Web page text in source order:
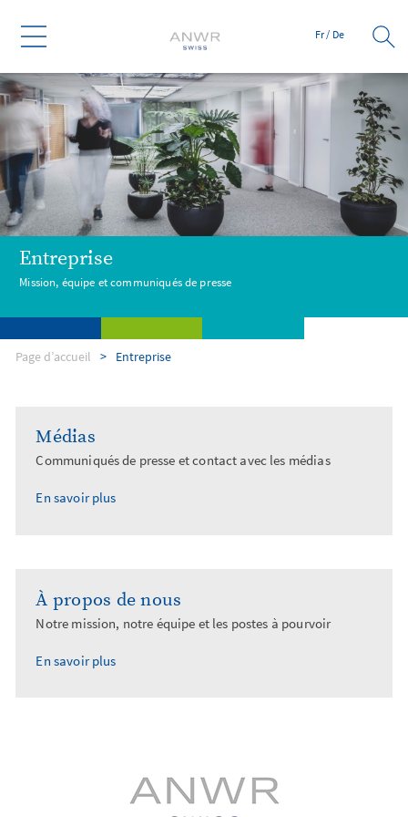
Fr/ De
Entreprise
Mission, équipe et communiqués de presse
Services Branches
Page d’accueil Entreprise
Médias
Communiqués de presse et contact avec les médias
En savoir plus
À propos de nous
Notre mission, notre équipe et les postes à pourvoir
En savoir plus